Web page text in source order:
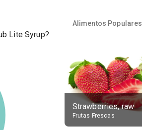
Lite Syrup?
Alimentos Populares
Strawberries, raw
Frutas Frescas